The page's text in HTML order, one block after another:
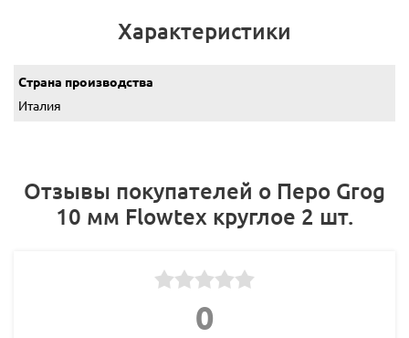
Характеристики
Страна производства
Италия
Отзывы покупателей о Перо Grog
10 мм Flowtex круглое 2 шт.
0